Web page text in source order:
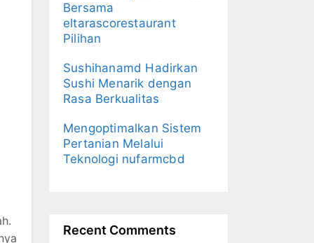
Bersama
eltarascorestaurant
Pilihan
Sushihanamd Hadirkan
Sushi Menarik dengan
Rasa Berkualitas
Mengoptimalkan Sistem
Pertanian Melalui
Teknologi nufarmcbd
Recent Comments